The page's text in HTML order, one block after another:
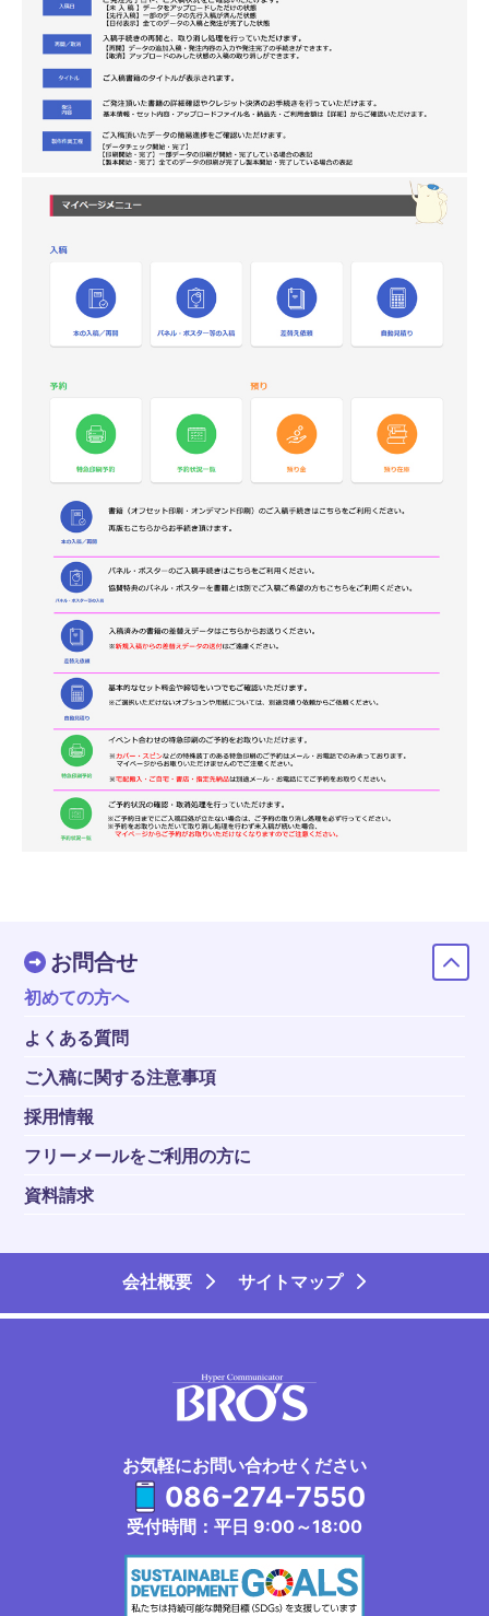
お問合せ
初めての方へ
よくある質問
ご入稿に関する注意事項
採用情報
フリーメールをご利用の方に
資料請求
会社概要 サイトマップ
お気軽にお問い合わせください
086-274-7550
受付時間：平日 9:00～18:00